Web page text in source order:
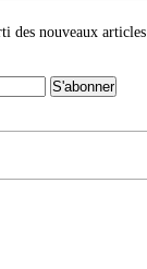
des nouveaux articles